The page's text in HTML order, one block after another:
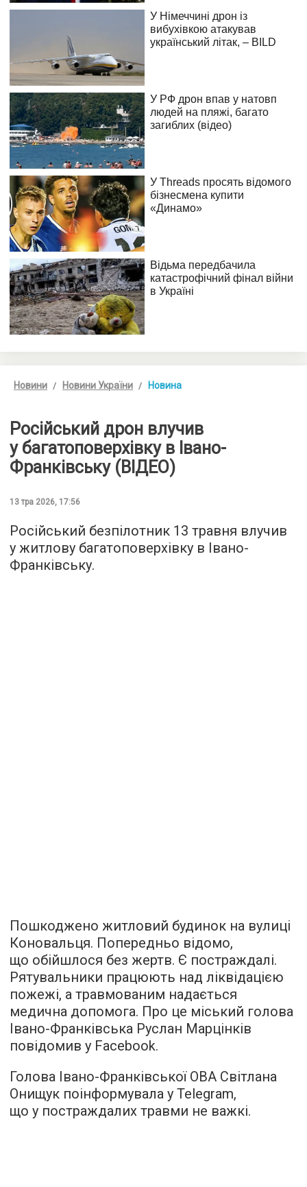
Новини Новини України Новина
Російський дрон влучив
у багатоповерхівку в Івано-
Франківську (ВІДЕО)
13 тра 2026, 17:56
Російський безпілотник 13 травня влучив
у житлову багатоповерхівку в Івано-
Франківську.
Пошкоджено житловий будинок на вулиці
Коновальця. Попередньо відомо,
що обійшлося без жертв. Є постраждалі.
Рятувальники працюють над ліквідацією
пожежі, а травмованим надається
медична допомога. Про це міський голова
Івано-Франківська Руслан Марцінків
повідомив у Facebook.
Голова Івано-Франківської ОВА Світлана
Онищук поінформувала у Telegram,
що у постраждалих травми не важкі.